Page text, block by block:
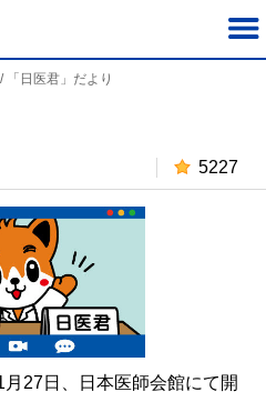
日医君」だより
5227
27日、日本医師会館にて開